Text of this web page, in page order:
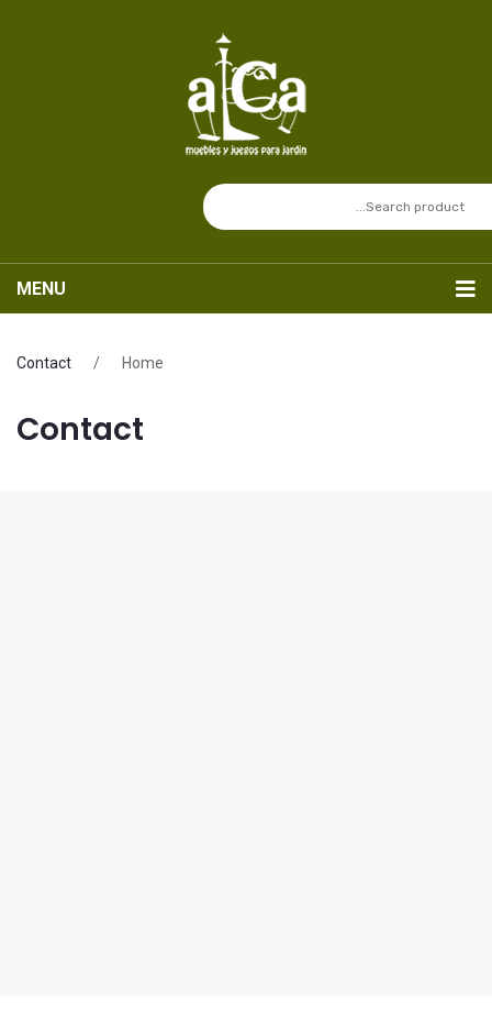
MENU
Catálogo
Home
/
Contact
Contact